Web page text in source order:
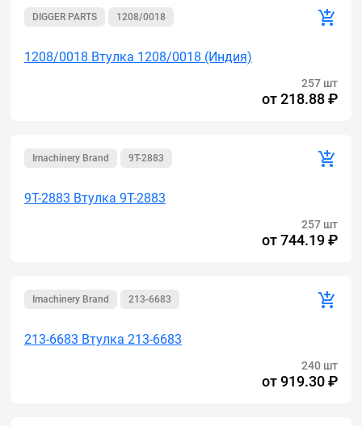
DIGGER PARTS 1208/0018
1208/0018 Втулка 1208/0018 (Индия)
257 шт
от218.88 ₽
Imachinery Brand 9T-2883
9T-2883 Втулка 9T-2883
257 шт
от744.19 ₽
Imachinery Brand 213-6683
213-6683 Втулка 213-6683
240 шт
от919.30 ₽